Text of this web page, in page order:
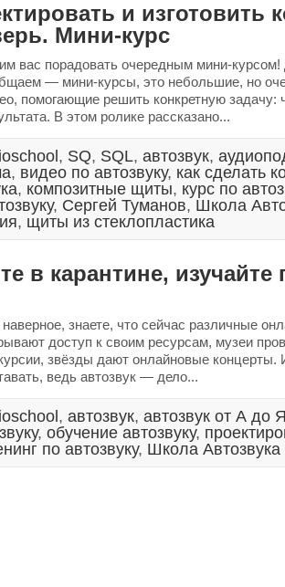
и изготовить
Мини-курс
вас порадовать очередным мини-курсом!
— мини-курсы, это небольшие, но
помогающие решить конкретную задачу:
В этом ролике рассказано...
, SQ, SQL, автозвук,
, видео по автозвуку, как сделать
, композитные щиты, курс по
, Сергей Туманов, Школа
, щиты из стеклопластика
в карантине,
знаете, что сейчас различные
доступ к своим ресурсам, музеи
звёзды дают онлайновые
ведь автозвук — дело...
, автозвук, автозвук от А до
, обучение автозвуку,
по автозвуку, Школа Автозвука